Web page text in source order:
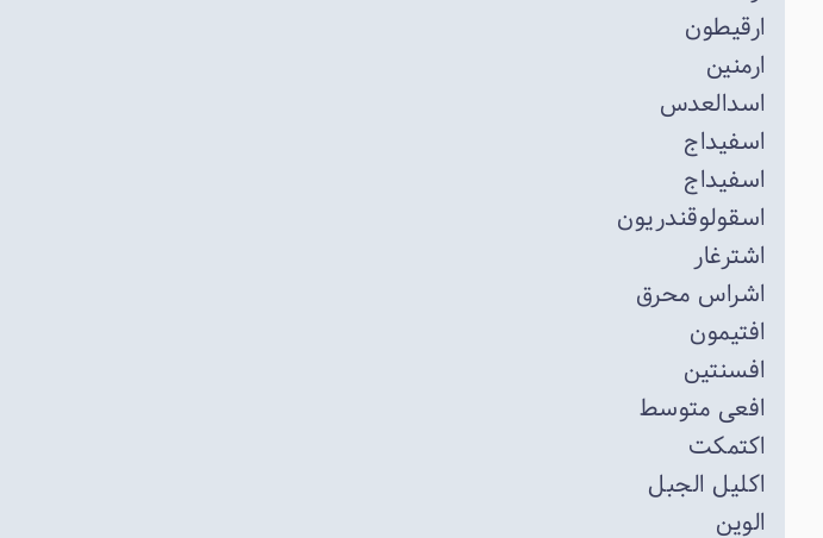
ارقیطون
ارمنین
اسدالعدس
اسفیداج
اسفیداج
اسقولوقندریون
اشترغار
اشراس محرق
افتیمون
افسنتین
افعی متوسط
اکتمکت
اکلیل الجبل
الوین